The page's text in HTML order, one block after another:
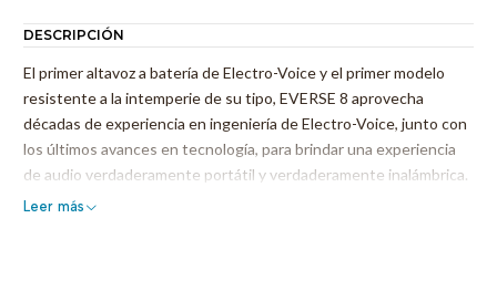
DESCRIPCIÓN
El primer altavoz a batería de Electro-Voice y el primer modelo
resistente a la intemperie de su tipo, EVERSE 8 aprovecha
décadas de experiencia en ingeniería de Electro-Voice, junto con
los últimos avances en tecnología, para brindar una experiencia
de audio verdaderamente portátil y verdaderamente inalámbrica.
a un nivel de precio y rendimiento inigualable por productos
Leer más